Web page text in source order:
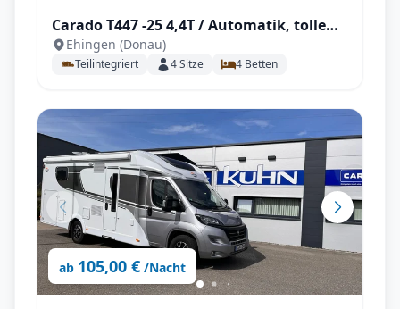
Carado T447 -25 4,4T / Automatik, tolle
Ausstattung mit Einzelbetten und
Hubbett für 4 Personen, SAT / TV / Solar /
Ehingen (Donau)
Teilintegriert 4Sitze 4 Betten
ab 105,00 € /Nacht